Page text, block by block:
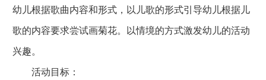
幼儿根据歌曲内容和形式，以儿歌的形式引导幼儿根据儿
歌的内容要求尝试画菊花。以情境的方式激发幼儿的活动
兴趣。
活动目标：